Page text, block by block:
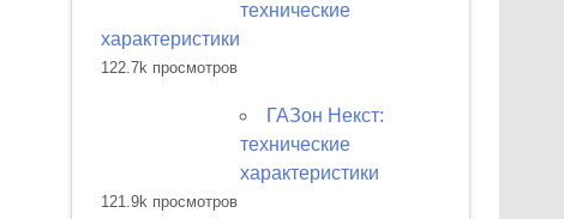
технические
характеристики
122.7k просмотров
ГАЗон Некст:
технические
характеристики
121.9k просмотров